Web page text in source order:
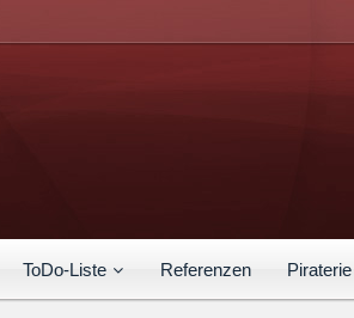
ToDo-Liste Referenzen Piraterie